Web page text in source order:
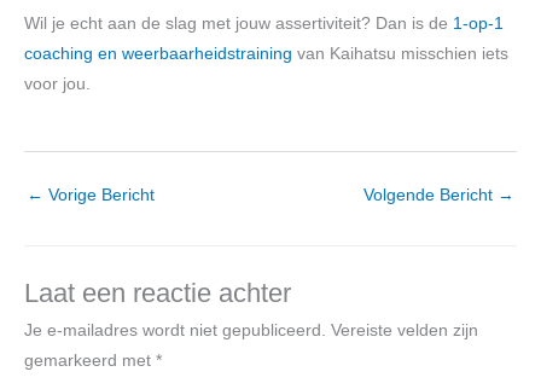
Wil je echt aan de slag met jouw assertiviteit? Dan is de 1-op-1
coaching en weerbaarheidstraining van Kaihatsu misschien iets
voor jou.
← Vorige Bericht Volgende Bericht →
Laat een reactie achter
Je e-mailadres wordt niet gepubliceerd. Vereiste velden zijn
gemarkeerd met *